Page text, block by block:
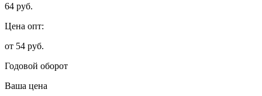
64 руб.
Цена опт:
от 54 руб.
Годовой оборот
Ваша цена